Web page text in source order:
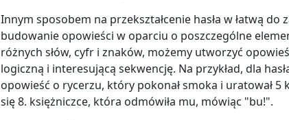
Innym sposobem na przekształcenie hasła w łatwą do
budowanie opowieści w oparciu o poszczególne
różnych słów, cyfr i znaków, możemy utworzyć
logiczną i interesującą sekwencję. Na przykład, dla
opowieść o rycerzu, który pokonał smoka i uratował 5
się 8. księżniczce, która odmówiła mu, mówiąc "bu!".